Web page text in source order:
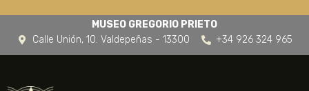
MUSEO GREGORIO PRIETO
Calle Unión, 10. Valdepeñas - 13300
+34 926 324 965